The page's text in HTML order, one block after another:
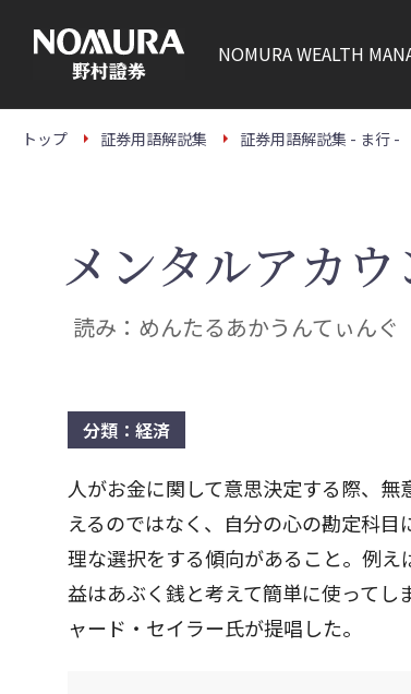
本
NOMURAWEALTH
トップ 証券用語解説集 証券用語解説集 - ま行 -
メンタルアカ
読み：めんたるあかうんてぃんぐ
分類：経済
人がお金に関して意思決定する際、
えるのではなく、自分の心の勘定科
理な選択をする傾向があること。例
益はあぶく銭と考えて簡単に使って
ャード・セイラー氏が提唱した。